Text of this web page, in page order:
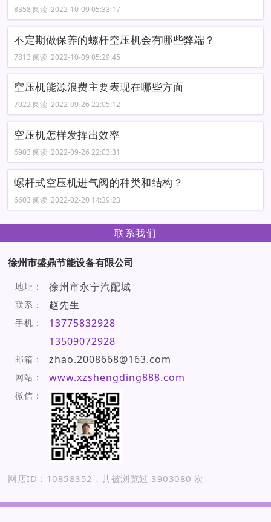
8358 阅读 2022-10-09 05:33:17
不定期做保养的螺杆空压机会有哪些弊端？
7813 阅读 2022-10-09 05:29:45
空压机能源浪费主要表现在哪些方面
7022 阅读 2022-09-26 22:05:12
空压机怎样发挥出效率
6903 阅读 2022-09-26 22:03:31
螺杆式空压机进气阀的种类和结构？
6603 阅读 2022-02-20 14:39:23
联系我们
徐州市盛鼎节能设备有限公司
地址： 徐州市永宁汽配城
联系： 赵先生
手机：
13775832928
13509072928
邮箱： zhao.2008668@163.com
网站： www.xzshengding888.com
微信：
网店ID：10858352，共被浏览过 3903080 次